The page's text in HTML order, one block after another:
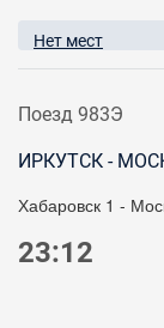
Нет мест
Поезд 983Э
ИРКУТСК -
Хабаровск 1 -
23:12